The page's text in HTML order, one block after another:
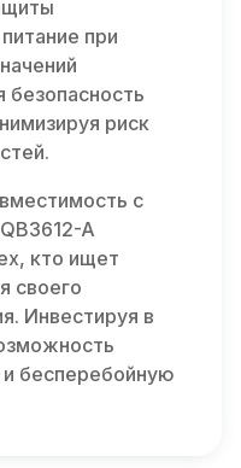
при
безопасность
риск
с
A
кто ищет
своего
Инвестируя в
бесперебойную